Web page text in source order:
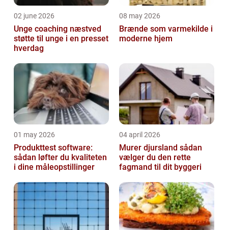
02 june 2026
Unge coaching næstved
støtte til unge i en presset
hverdag
08 may 2026
Brænde som varmekilde i
moderne hjem
01 may 2026
Produkttest software:
sådan løfter du kvaliteten
i dine måleopstillinger
04 april 2026
Murer djursland sådan
vælger du den rette
fagmand til dit byggeri